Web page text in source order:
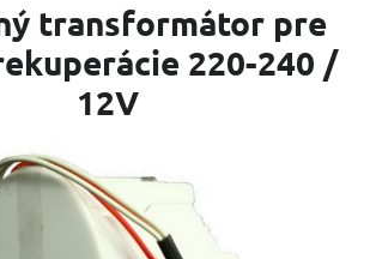
transformátor pre
220-240 /
12V